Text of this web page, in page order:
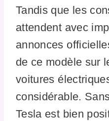
Tandis que les
attendent avec
annonces
de ce modèle sur
voitures
considérable.
Tesla est bien